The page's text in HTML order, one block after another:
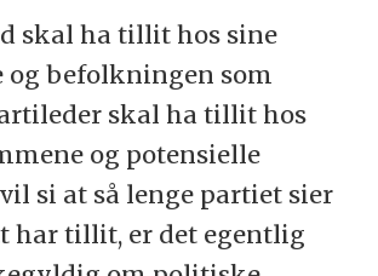
skal ha tillit hos sine
og befolkningen som
skal ha tillit hos
og potensielle
si at så lenge partiet sier
har tillit, er det egentlig